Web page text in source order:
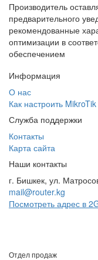
Производитель
предварительного
рекомендованные
оптимизации в
обеспечением
Информация
О нас
Как настроить
Служба поддержки
Контакты
Карта сайта
Наши контакты
г. Бишкек, ул.
mail@router.kg
Посмотреть адрес в
Отдел продаж